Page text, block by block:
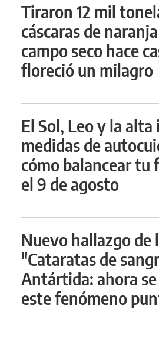
Tiraron 12 mil
cáscaras de
campo seco hace
floreció un milagro
El Sol, Leo y la
medidas de
cómo balancear tu
el 9 de agosto
Nuevo hallazgo de
"Cataratas de
Antártida: ahora se
este fenómeno